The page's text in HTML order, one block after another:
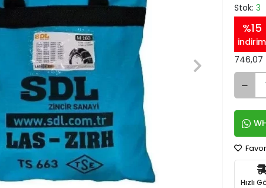
Stok: 3
%15
indirim
746,07
Hızlı